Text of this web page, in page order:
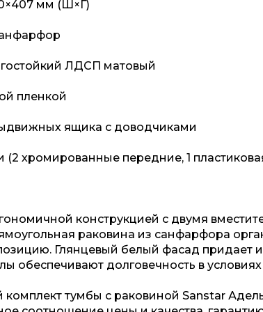
мм (Ш×Г)
ЛДСП матовый
пленкой
ящика с доводчиками
(2 хромированные передние, 1
конструкцией с двумя
раковина из санфарфора
Глянцевый белый фасад придает
обеспечивают долговечность в
комплект тумбы с раковиной Sanstar